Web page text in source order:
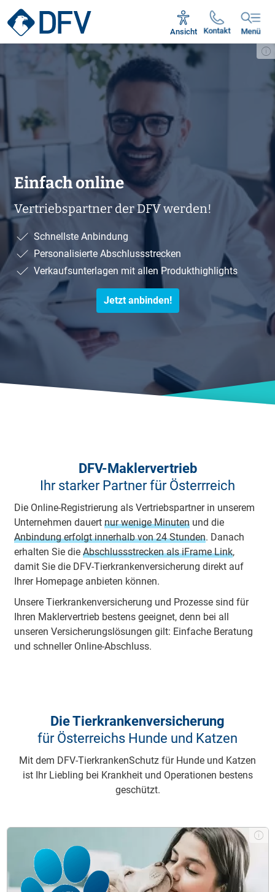
Kontakt
Ansicht Menü
+49 69 24 79 44 22 anrufen
Einfach online
Vertriebspartner der DFV werden!
Schnellste Anbindung
Personalisierte Abschlussstrecken
Verkaufsunterlagen mit allen Produkthighlights
Jetzt anbinden!
DFV-Maklervertrieb
Ihr starker Partner für Österrreich
Die Online-Registrierung als Vertriebspartner in unserem
Unternehmen dauert nur wenige Minutenund die
Anbindung erfolgt innerhalb von 24 Stunden. Danach
erhalten Sie die Abschlussstrecken als iFrame Link,
damit Sie die DFV-Tierkrankenversicherung direkt auf
Ihrer Homepage anbieten können.
Unsere Tierkrankenversicherung und Prozesse sind für
Ihren Maklervertrieb bestens geeignet, denn bei all
unseren Versicherungslösungen gilt: Einfache Beratung
und schneller Online-Abschluss.
Die Tier­kranken­versicherung
für Österreichs Hunde und Katzen
Mit dem DFV-TierkrankenSchutz für Hunde und Katzen
ist Ihr Liebling bei Krankheit und Operationen bestens
geschützt.